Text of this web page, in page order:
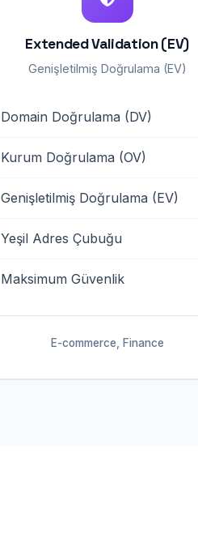
Extended Validation (EV)
Genişletilmiş Doğrulama (EV)
Domain Doğrulama (DV)
Kurum Doğrulama (OV)
Genişletilmiş Doğrulama (EV)
Yeşil Adres Çubuğu
Maksimum Güvenlik
E-commerce, Finance